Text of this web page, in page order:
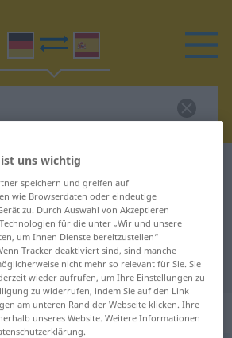
Wörterbuch
Übersetzung für
Übersetzung
uns wichtig
speichern und greifen auf
wie Browserdaten oder eindeutige
zu. Durch Auswahl von Akzeptieren
für die unter „Wir und unsere
um Ihnen Dienste bereitzustellen“
Tracker deaktiviert sind, sind manche
nicht mehr so relevant für Sie. Sie
wieder aufrufen, um Ihre Einstellungen zu
zu widerrufen, indem Sie auf den Link
am unteren Rand der Webseite klicken. Ihre
unseres Website. Weitere Informationen